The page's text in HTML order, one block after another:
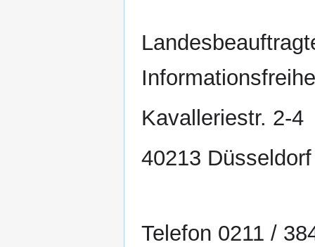
Kavalleriestr. 2-4
40213 Düsseldorf
Telefon 0211 /